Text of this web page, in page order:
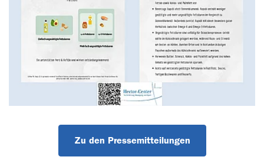
Zu den Pressemitteilungen